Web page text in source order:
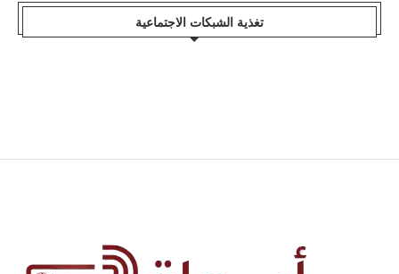
تغذية الشبكات الاجتماعية